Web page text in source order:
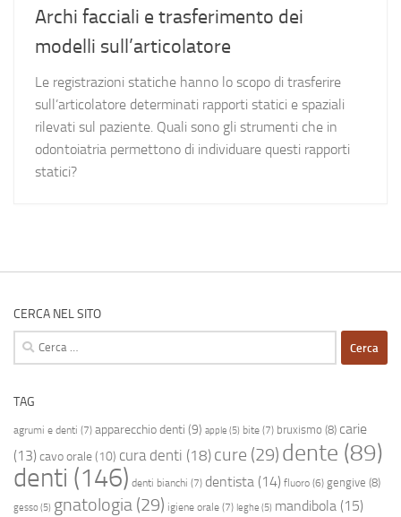
Archi facciali e trasferimento dei
modelli sull’articolatore
Le registrazioni statiche hanno lo scopo di trasferire
sull’articolatore determinati rapporti statici e spaziali
rilevati sul paziente. Quali sono gli strumenti che in
odontoiatria permettono di individuare questi rapporti
statici?
CERCA NEL SITO
Ricerca
per:
TAG
agrumi e denti (7) apparecchio denti (9) apple (5) bite (7) bruxismo (8) carie
(13) cavo orale(10) cura denti (18) cure (29) dente (89)
denti (146) denti bianchi (7) dentista (14) fluoro (6) gengive (8)
gesso(5) gnatologia (29) igiene orale (7) leghe (5) mandibola (15)